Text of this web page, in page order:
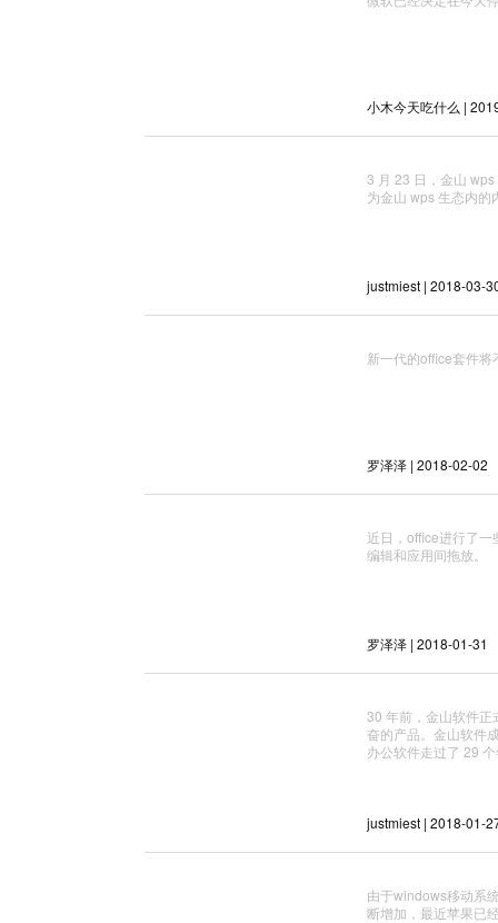
小木今天吃什么 |
3 月 23 日，金山
为金山 wps 生态内的
justmiest | 2018-03-
新一代的office套件
罗泽泽 | 2018-02-02
近日，office进行了
编辑和应用间拖放。
罗泽泽 | 2018-01-31
30 年前，金山软件
奋的产品。金山软件
办公软件走过了 29
justmiest | 2018-01-
由于windows移动系
断增加，最近苹果已